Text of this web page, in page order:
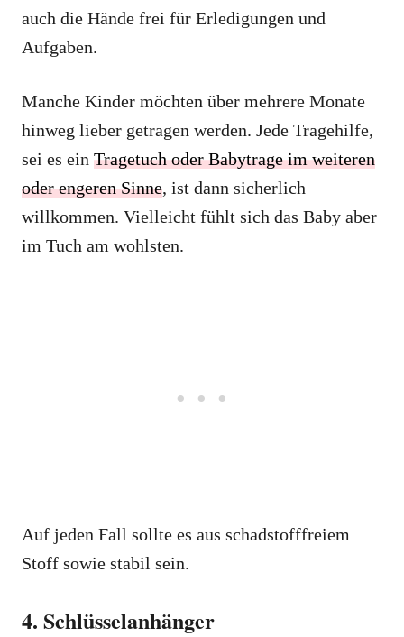
auch die Hände frei für Erledigungen und
Aufgaben.
Manche Kinder möchten über mehrere Monate
hinweg lieber getragen werden. Jede Tragehilfe,
sei es ein Tragetuch oder Babytrage im weiteren
oder engeren Sinne, ist dann sicherlich
willkommen. Vielleicht fühlt sich das Baby aber
im Tuch am wohlsten.
Auf jeden Fall sollte es aus schadstofffreiem
Stoff sowie stabil sein.
4. Schlüsselanhänger